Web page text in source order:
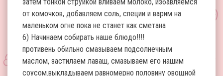
от комочков, добавляем соль, специи и варим на
маленьком огне пока не станет как сметана
6) Начинаем собирать наше блюдо!!!!
противень обильно смазываем подсолнечным
маслом, застилаем лаваш, смазываем его нашим
соусом.выкладываем равномерно половину овощной